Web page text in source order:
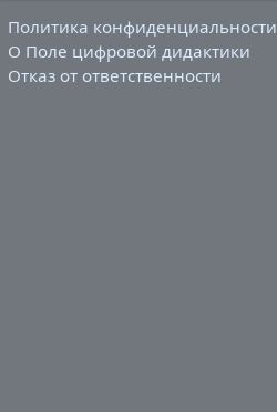
Политика конфиденциальности
О Поле цифровой дидактики
Отказ от ответственности